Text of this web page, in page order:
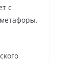
с